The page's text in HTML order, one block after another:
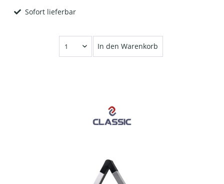
Sofort lieferbar
In den Warenkorb